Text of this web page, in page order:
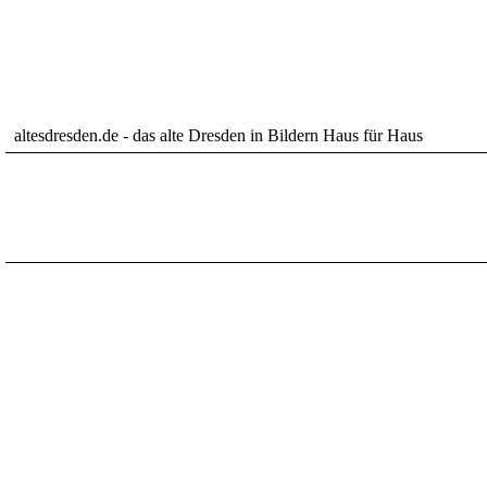
altesdresden.de - das alte Dresden in Bildern Haus für Haus